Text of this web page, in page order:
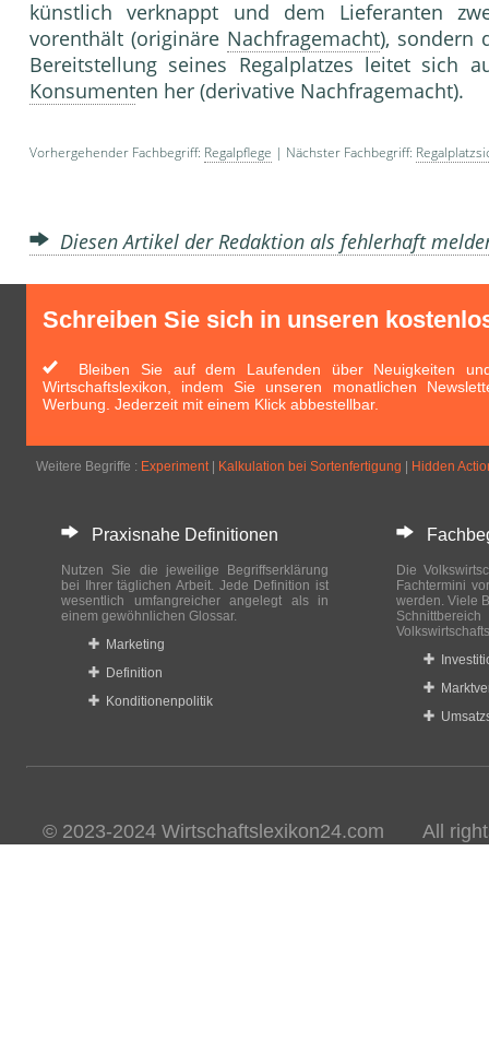
künstlich verknappt und dem Lieferanten
vorenthält (originäre Nachfragemacht), son­dern
Bereitstellung seines Regalplatzes leitet sich
Konsumenten her (derivative
Vorhergehender Fachbegriff: Regalpflege | Nächster Fachbegriff:
Diesen Artikel der Redaktion als fehlerhaft
Schreiben Sie sich in unseren
Bleiben Sie auf dem Laufenden über Neuigkeiten
Wirtschaftslexikon, indem Sie unseren monatlichen
Werbung. Jederzeit mit einem Klick abbestellbar.
Weitere Begriffe : Experiment| Kalkulation bei Sortenfertigung Hidden
Praxisnahe Definitionen
Nutzen Sie die jeweilige Begriffserklärung
bei Ihrer täglichen Arbeit. Jede Definition ist
wesentlich umfangreicher angelegt als in
einem gewöhnlichen Glossar.
Marketing
Definition
Konditionenpolitik
Die
Fachtermini
werden. Viele
© 2023-2024 Wirtschaftslexikon24.com All